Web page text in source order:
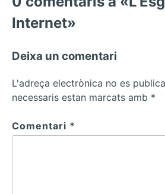
Internet»
Deixa un comentari
L'adreça electrònica no es
necessaris estan marcats amb *
Comentari *